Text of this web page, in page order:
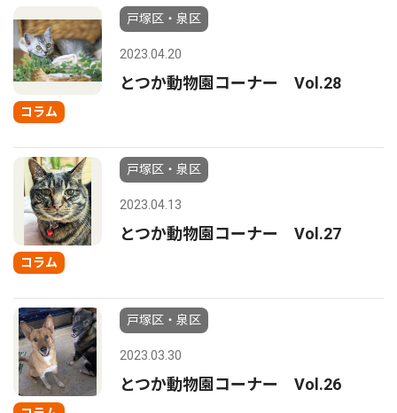
コラム
戸塚区・泉区
2023.04.20
とつか動物園コーナー Vol.28
コラム
戸塚区・泉区
2023.04.13
とつか動物園コーナー Vol.27
戸塚区・泉区
2023.03.30
とつか動物園コーナー Vol.26